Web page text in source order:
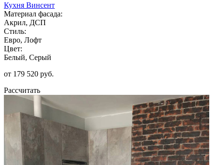
Кухня Винсент
Материал фасада:
Акрил, ДСП
Стиль:
Евро, Лофт
Цвет:
Белый, Серый
от 179 520 руб.
Рассчитать